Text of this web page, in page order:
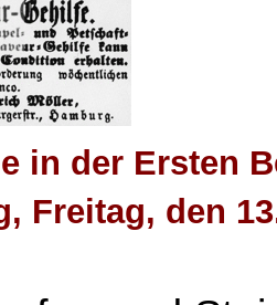
in der Ersten
Freitag, den